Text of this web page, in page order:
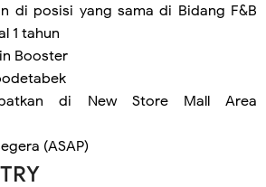
di posisi yang sama di Bidang F&B
1 tahun
Booster
di New Store Mall Area
(ASAP)